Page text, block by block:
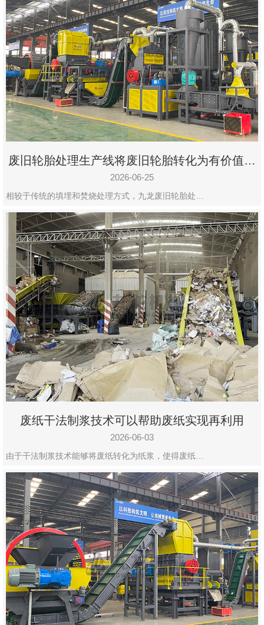
废旧轮胎处理生产线将废旧轮胎转化为有价值的
资源
2026-06-25
相较于传统的填埋和焚烧处理方式，九龙废旧轮胎处…
废纸干法制浆技术可以帮助废纸实现再利用
2026-06-03
由于干法制浆技术能够将废纸转化为纸浆，使得废纸…